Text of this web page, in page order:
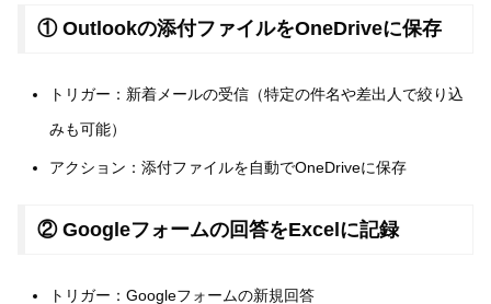
① Outlookの添付ファイルをOneDriveに保存
トリガー：新着メールの受信（特定の件名や差出人で絞り込
みも可能）
アクション：添付ファイルを自動でOneDriveに保存
② Googleフォームの回答をExcelに記録
トリガー：Googleフォームの新規回答